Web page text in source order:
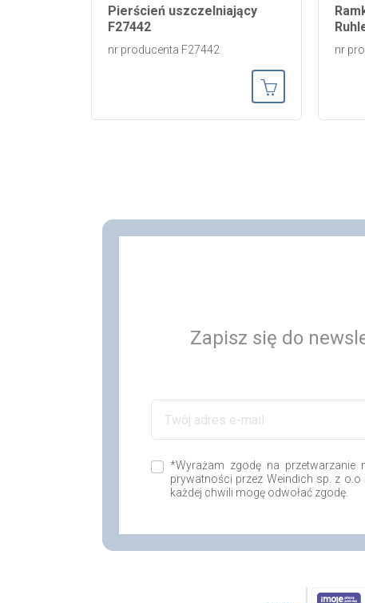
Pierścień uszczelniający
F27442
nr producenta F27442 nr
Zapisz się do
*Wyrażam zgodę na
prywatności przez Weindich sp. z
każdej chwili mogę odwołać zgodę.